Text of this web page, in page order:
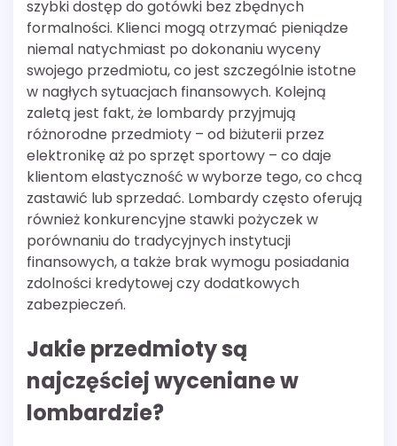
szybki dostęp do gotówki bez zbędnych
formalności. Klienci mogą otrzymać pieniądze
niemal natychmiast po dokonaniu wyceny
swojego przedmiotu, co jest szczególnie istotne
w nagłych sytuacjach finansowych. Kolejną
zaletą jest fakt, że lombardy przyjmują
różnorodne przedmioty – od biżuterii przez
elektronikę aż po sprzęt sportowy – co daje
klientom elastyczność w wyborze tego, co chcą
zastawić lub sprzedać. Lombardy często oferują
również konkurencyjne stawki pożyczek w
porównaniu do tradycyjnych instytucji
finansowych, a także brak wymogu posiadania
zdolności kredytowej czy dodatkowych
zabezpieczeń.
Jakie przedmioty są
najczęściej wyceniane w
lombardzie?